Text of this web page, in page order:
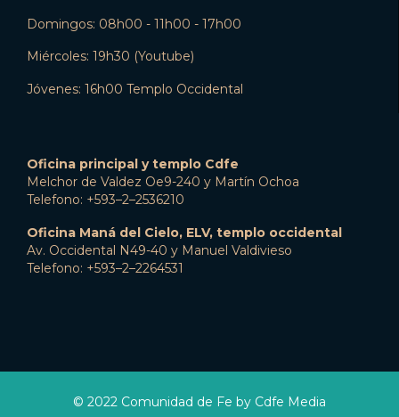
Domingos: 08h00 - 11h00 - 17h00
Miércoles: 19h30 (Youtube)
Jóvenes: 16h00 Templo Occidental
Oficina principal y templo Cdfe
Melchor de Valdez Oe9-240 y Martín Ochoa
Telefono: +593–2–2536210
Oficina Maná del Cielo, ELV, templo occidental
Av. Occidental N49-40 y Manuel Valdivieso
Telefono: +593–2–2264531
© 2022 Comunidad de Fe by Cdfe Media